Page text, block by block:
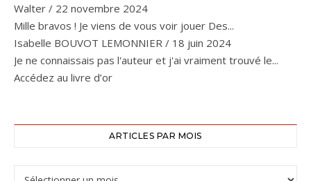
Walter / 22 novembre 2024
Mille bravos ! Je viens de vous voir jouer Des...
Isabelle BOUVOT LEMONNIER / 18 juin 2024
Je ne connaissais pas l'auteur et j'ai vraiment trouvé le...
Accédez au livre d’or
ARTICLES PAR MOIS